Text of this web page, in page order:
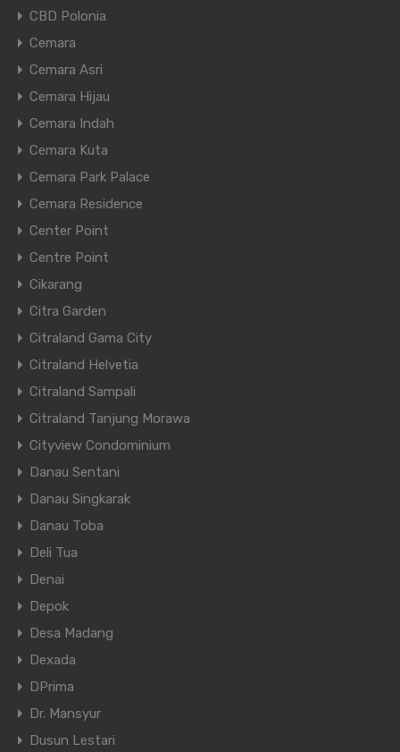
CBD Polonia
Cemara
Cemara Asri
Cemara Hijau
Cemara Indah
Cemara Kuta
Cemara Park Palace
Cemara Residence
Center Point
Centre Point
Cikarang
Citra Garden
Citraland Gama City
Citraland Helvetia
Citraland Sampali
Citraland Tanjung Morawa
Cityview Condominium
Danau Sentani
Danau Singkarak
Danau Toba
Deli Tua
Denai
Depok
Desa Madang
Dexada
DPrima
Dr. Mansyur
Dusun Lestari